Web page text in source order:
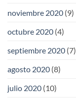
noviembre 2020 (9)
octubre 2020 (4)
septiembre 2020 (7)
agosto 2020 (8)
julio 2020 (10)